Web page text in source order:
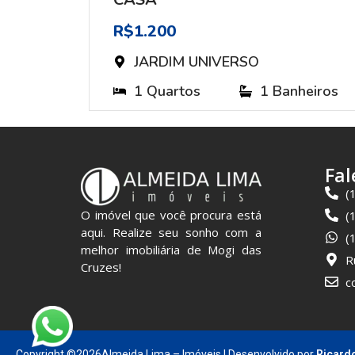
R$1.200
JARDIM UNIVERSO
1 Quartos
1 Banheiros
O imóvel que você procura está
aqui. Realize seu sonho com a
melhor imobiliária de Mogi das
Cruzes!